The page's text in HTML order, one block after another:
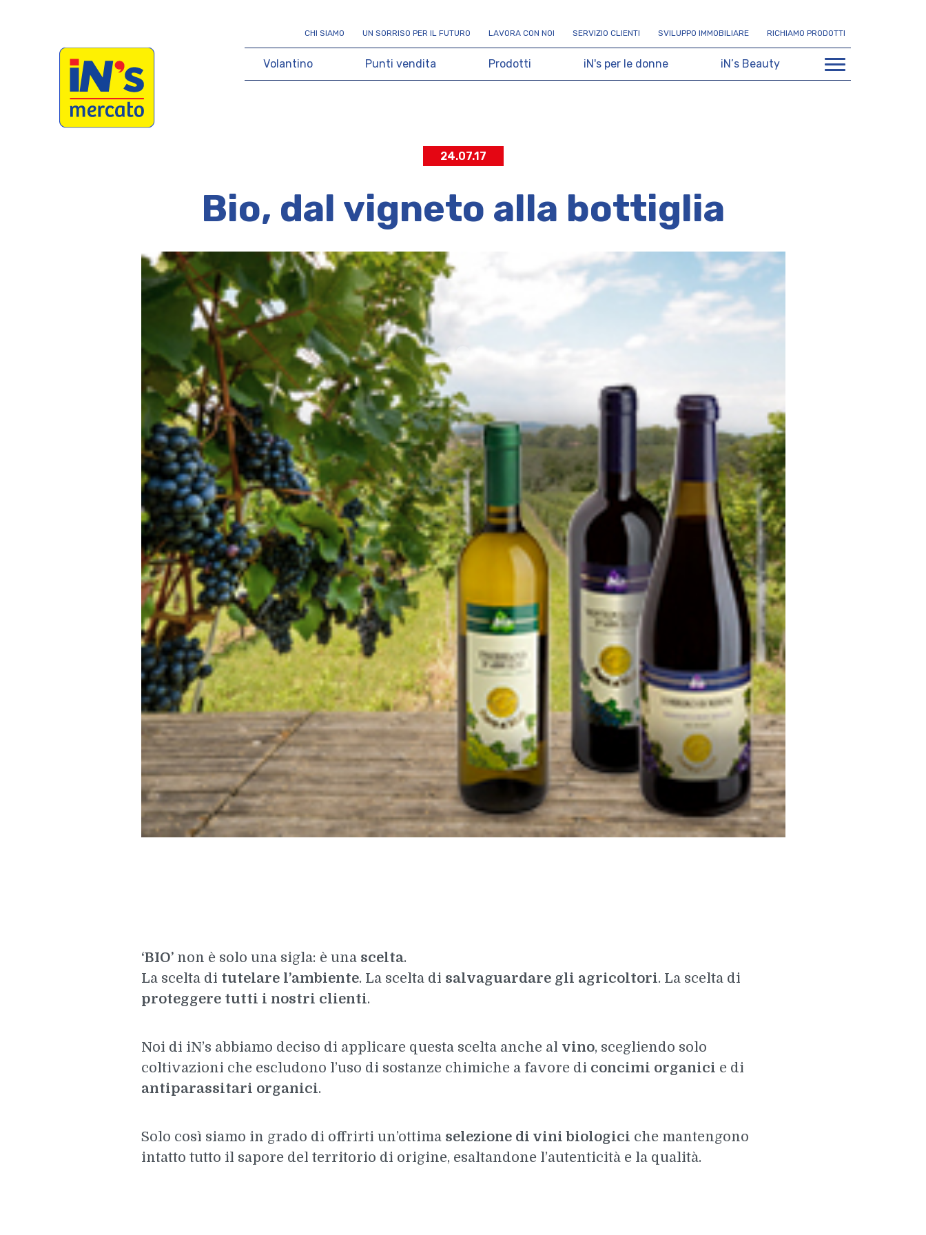
iN's Mercato
CHI SIAMO UN SORRISO PER IL FUTURO LAVORA CON NOI SERVIZIO CLIENTI SVILUPPO IMMOBILIARE RICHIAMO PRODOTTI
Volantino Punti vendita Prodotti iN's per le donne iN’s Beauty
24.07.17
Bio, dal vigneto alla bottiglia
‘BIO’non è solo una sigla: è una scelta.
La scelta di tutelare l’ambiente. La scelta di salvaguardare gli agricoltori. La scelta di
proteggere tutti i nostri clienti.
Noi di iN’s abbiamo deciso di applicare questa scelta anche al vino, scegliendo solo
coltivazioni che escludono l’uso di sostanze chimiche a favore di concimi organici e di
antiparassitari organici.
Solo così siamo in grado di offrirti un’ottima selezione di vini biologici che mantengono
intatto tutto il sapore del territorio di origine, esaltandone l’autenticità e la qualità.